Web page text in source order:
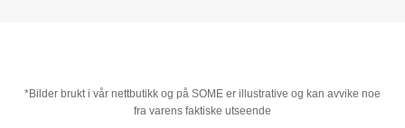
*Bilder brukt i vår nettbutikk og på SOME er illustrative og kan avvike noe
fra varens faktiske utseende